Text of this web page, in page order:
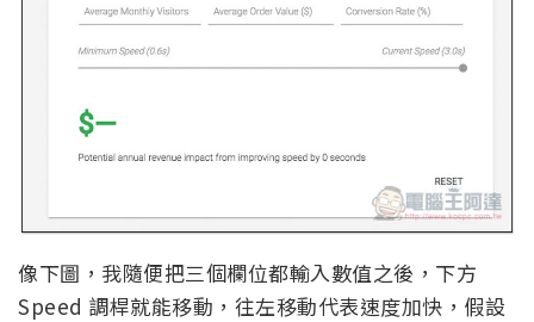
像下圖，我隨便把三個欄位都輸入數值之後，下方
Speed 調桿就能移動，往左移動代表速度加快，假設